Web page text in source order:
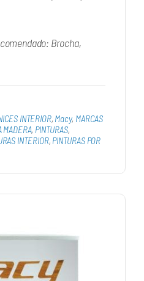
Brocha,
INTERIOR, Macy, MARCAS
MADERA, PINTURAS,
INTERIOR, PINTURAS POR